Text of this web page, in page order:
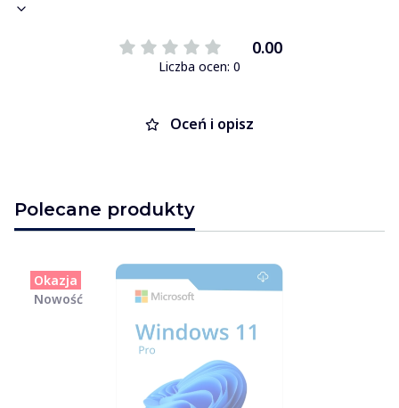
0.00
Liczba ocen: 0
Oceń i opisz
Polecane produkty
Okazja
Nowość